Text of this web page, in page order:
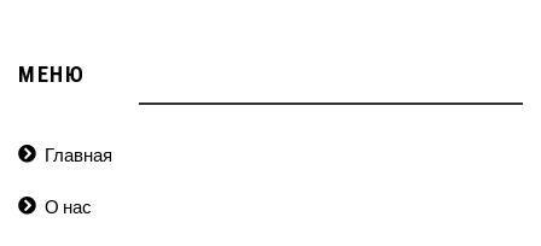
МЕНЮ
Главная
О нас